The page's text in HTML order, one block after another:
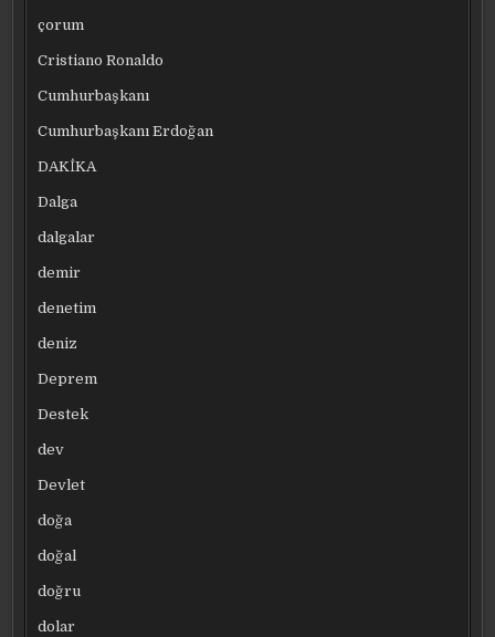
çorum
Cristiano Ronaldo
Cumhurbaşkanı
Cumhurbaşkanı Erdoğan
DAKİKA
Dalga
dalgalar
demir
denetim
deniz
Deprem
Destek
dev
Devlet
doğa
doğal
doğru
dolar